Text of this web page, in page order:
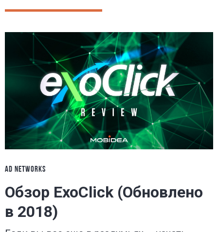
AD NETWORKS
Обзор ExoClick (Обновлено
в 2018)